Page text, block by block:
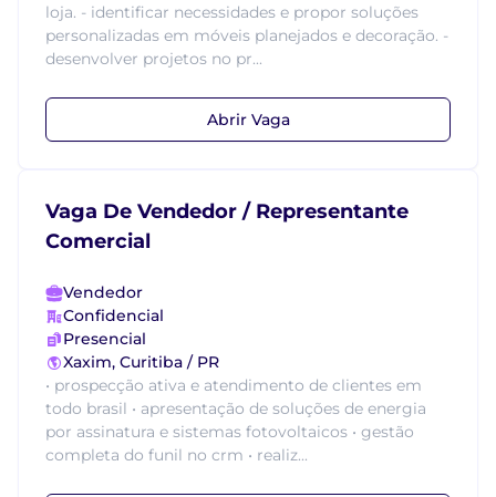
loja. - identificar necessidades e propor soluções
personalizadas em móveis planejados e decoração. -
desenvolver projetos no pr...
Abrir Vaga
Vaga De Vendedor / Representante
Comercial
Vendedor
Confidencial
Presencial
Xaxim, Curitiba / PR
• prospecção ativa e atendimento de clientes em
todo brasil • apresentação de soluções de energia
por assinatura e sistemas fotovoltaicos • gestão
completa do funil no crm • realiz...